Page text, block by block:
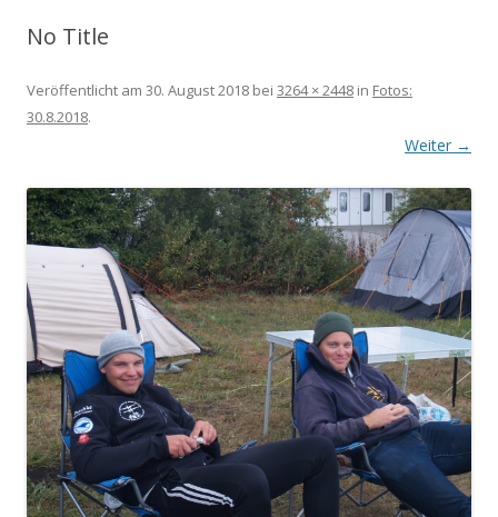
No Title
Veröffentlicht am 30. August 2018 bei 3264 × 2448 in Fotos:
30.8.2018.
Weiter →